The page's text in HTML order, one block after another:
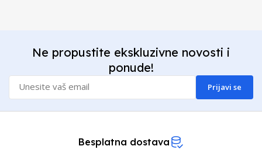
Ne propustite ekskluzivne novosti i
ponude!
Prijavi se
Besplatna dostava